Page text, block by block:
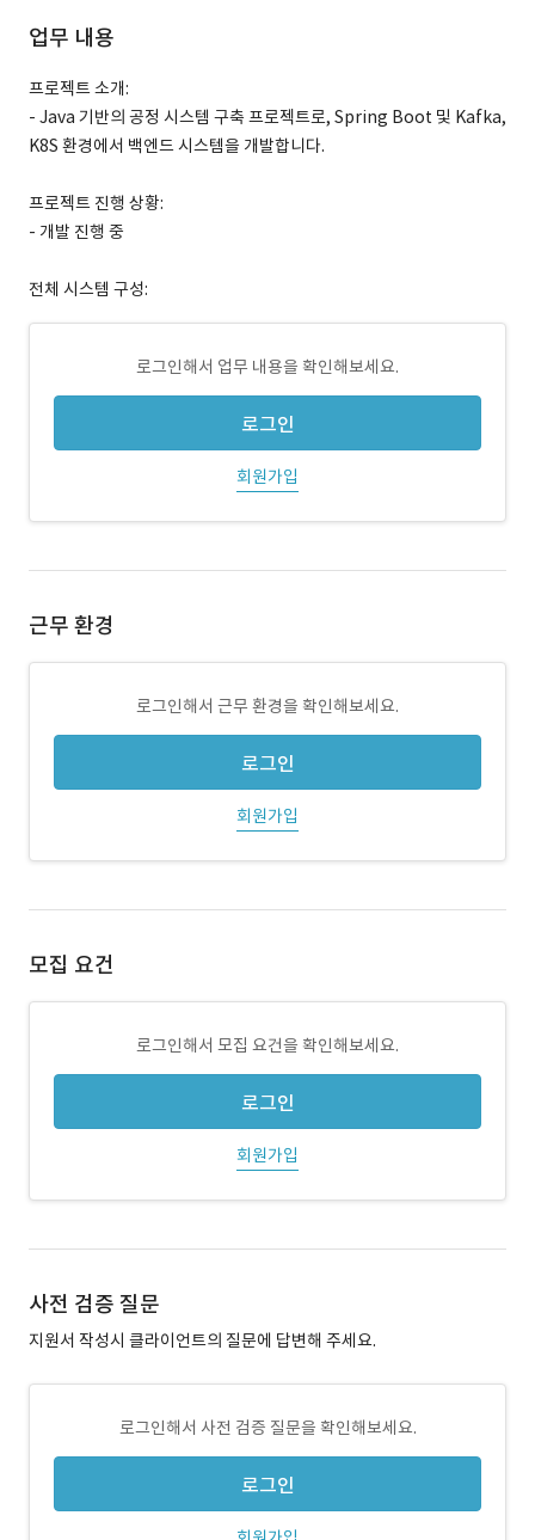
업무 내용
프로젝트 소개:
- Java 기반의 공정 시스템 구축 프로젝트로, Spring Boot 및 Kafka,
K8S 환경에서 백엔드 시스템을 개발합니다.
프로젝트 진행 상황:
- 개발 진행 중
전체 시스템 구성:
로그인해서 업무 내용을 확인해보세요.
로그인
회원가입
근무 환경
로그인해서 근무 환경을 확인해보세요.
로그인
회원가입
모집 요건
로그인해서 모집 요건을 확인해보세요.
로그인
회원가입
사전 검증 질문
지원서 작성시 클라이언트의 질문에 답변해 주세요.
로그인해서 사전 검증 질문을 확인해보세요.
로그인